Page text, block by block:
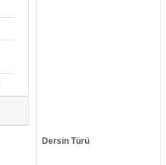
Dersin Türü